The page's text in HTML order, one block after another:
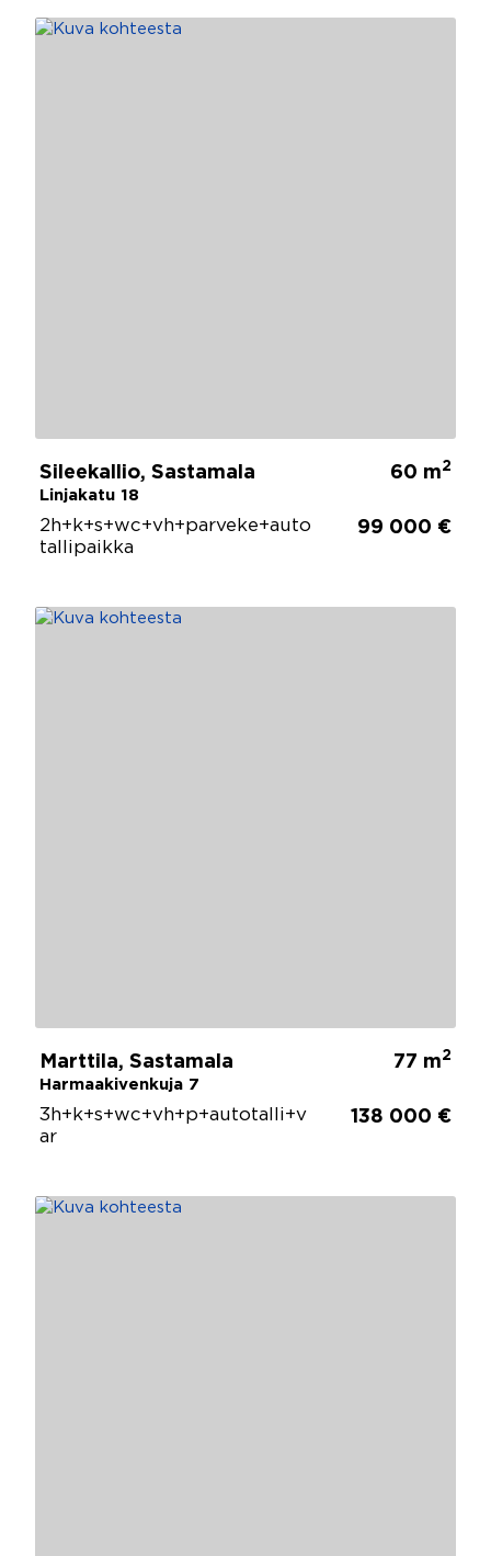
Sileekallio, Sastamala
Linjakatu 18
60 m2
2h+k+s+wc+vh+parveke+auto
tallipaikka
99 000 €
Marttila, Sastamala
Harmaakivenkuja 7
77 m2
3h+k+s+wc+vh+p+autotalli+v
ar
138 000 €